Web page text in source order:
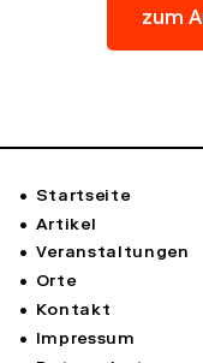
zum
Startseite
Artikel
Veranstaltungen
Orte
Kontakt
Impressum